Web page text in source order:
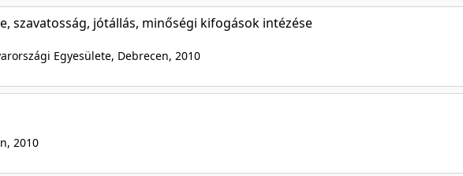
szavatosság, jótállás, minőségi kifogások intézése
Egyesülete, Debrecen, 2010
, 2010